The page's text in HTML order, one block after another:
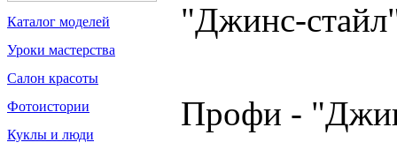
Каталог моделей
Уроки мастерства
Салон красоты
Фотоистории
Куклы и люди
"Джинс-
Профи -